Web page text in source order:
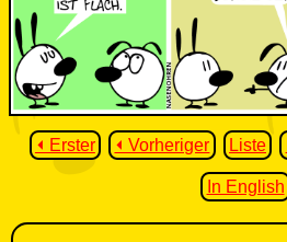
⏴ Erster ⏴ Vorheriger Liste
In English